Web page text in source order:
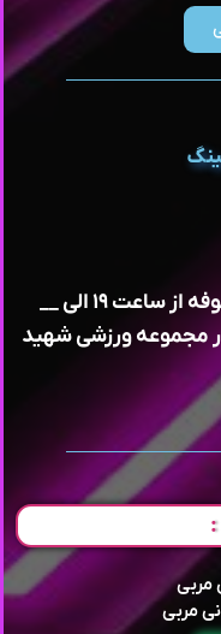
۱۹ الی __
مجموعه ورزشی شهید
مربی
مربی